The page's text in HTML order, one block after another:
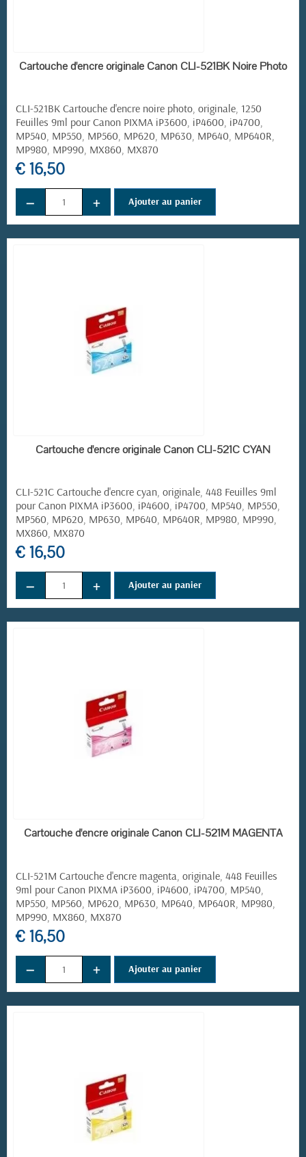
EN STOCK
Cartouche d'encre originale Canon CLI-521BK Noire Photo
CLI-521BK Cartouche d'encre noire photo, originale, 1250
Feuilles 9ml pour Canon PIXMA iP3600, iP4600, iP4700,
MP540, MP550, MP560, MP620, MP630, MP640, MP640R,
MP980, MP990, MX860, MX870
€ 16,50
− + Ajouter au panier
EN STOCK
Cartouche d'encre originale Canon CLI-521C CYAN
CLI-521C Cartouche d'encre cyan, originale, 448 Feuilles 9ml
pour Canon PIXMA iP3600, iP4600, iP4700, MP540, MP550,
MP560, MP620, MP630, MP640, MP640R, MP980, MP990,
MX860, MX870
€ 16,50
− + Ajouter au panier
EN STOCK
Cartouche d'encre originale Canon CLI-521M MAGENTA
CLI-521M Cartouche d'encre magenta, originale, 448 Feuilles
9ml pour Canon PIXMA iP3600, iP4600, iP4700, MP540,
MP550, MP560, MP620, MP630, MP640, MP640R, MP980,
MP990, MX860, MX870
€ 16,50
− + Ajouter au panier